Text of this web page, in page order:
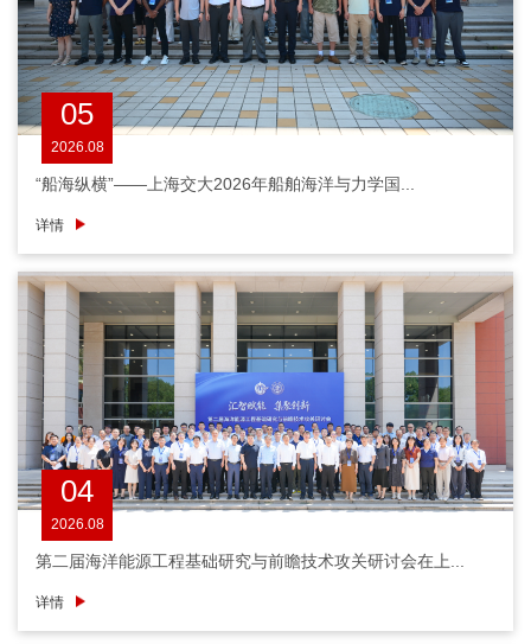
05
2026.08
“船海纵横”——上海交大2026年船舶海洋与力学国...
详情
04
2026.08
第二届海洋能源工程基础研究与前瞻技术攻关研讨会在上...
详情